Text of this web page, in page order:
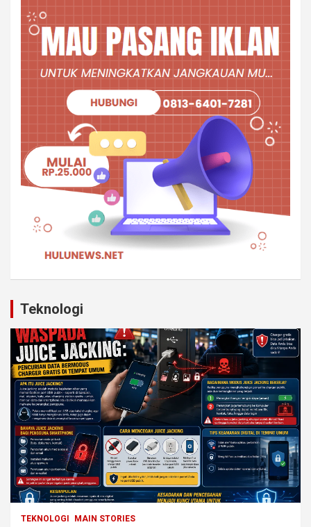
Teknologi
TEKNOLOGI MAIN STORIES